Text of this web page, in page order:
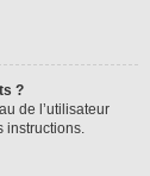
?
de l’utilisateur
instructions.